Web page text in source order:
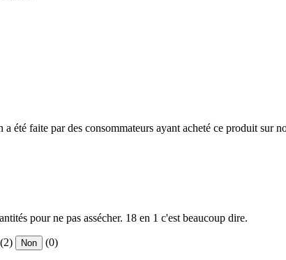
été faite par des consommateurs ayant acheté ce produit sur
pour ne pas assécher. 18 en 1 c'est beaucoup dire.
(2) Non (0)